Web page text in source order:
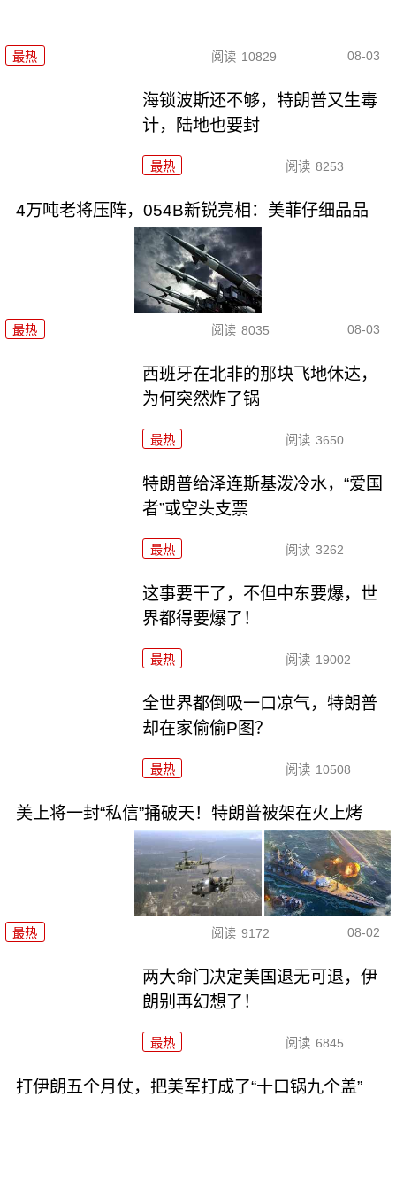
最热 阅读 10829 08-03
海锁波斯还不够，特朗普又生毒
计，陆地也要封
最热 阅读 8253
4万吨老将压阵，054B新锐亮相：美菲仔细品品
最热 阅读 8035 08-03
西班牙在北非的那块飞地休达，
为何突然炸了锅
最热 阅读 3650
特朗普给泽连斯基泼冷水，“爱国
者”或空头支票
最热 阅读 3262
这事要干了，不但中东要爆，世
界都得要爆了！
最热 阅读 19002
全世界都倒吸一口凉气，特朗普
却在家偷偷P图？
最热 阅读 10508
美上将一封“私信”捅破天！特朗普被架在火上烤
最热 阅读 9172 08-02
两大命门决定美国退无可退，伊
朗别再幻想了！
最热 阅读 6845
打伊朗五个月仗，把美军打成了“十口锅九个盖”